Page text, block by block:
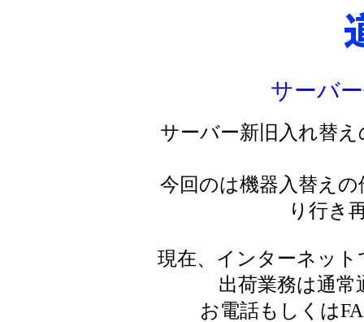
サーバ
サーバー新旧入れ替
今回のは機器入替え
り行き
現在、インターネッ
出荷業務は通
お電話もしくは